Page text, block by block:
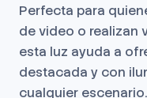
Perfecta para
de video o realizan
esta luz ayuda a
destacada y con
cualquier escenario.